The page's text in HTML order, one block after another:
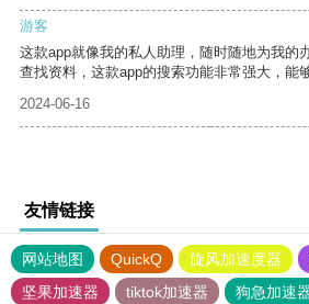
游客
这款app就像我的私人助理，随时随地为我的
查找资料，这款app的搜索功能非常强大，能
2024-06-16
友情链接
网站地图 QuickQ 旋风加速度器
坚果加速器
tiktok加速器
狗急加速